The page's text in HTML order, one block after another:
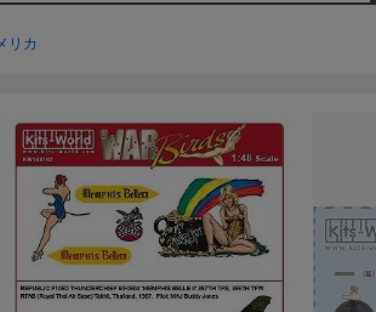
リカ